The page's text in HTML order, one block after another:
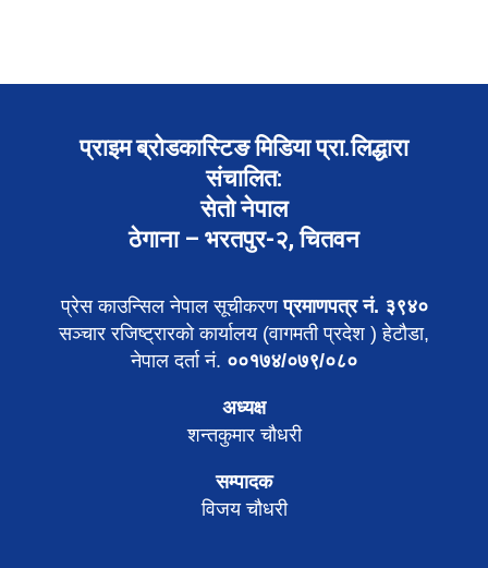
प्राइम ब्रोडकास्टिङ मिडिया प्रा.लिद्धारा
संचालित:
सेतो नेपाल
ठेगाना – भरतपुर-२, चितवन
प्रेस काउन्सिल नेपाल सूचीकरणप्रमाणपत्र नं. ३९४०
सञ्चार रजिष्ट्रारको कार्यालय (वागमती प्रदेश ) हेटौडा,
नेपाल दर्ता नं. ००१७४/०७९/०८०
अध्यक्ष
शन्तकुमार चौधरी
सम्पादक
विजय चौधरी